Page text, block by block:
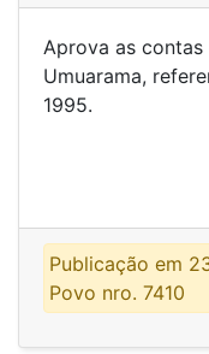
Aprova as
Umuarama,
Publicação em
Povo nro. 7410